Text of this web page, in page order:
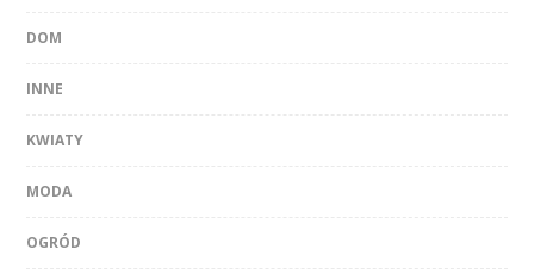
DOM
INNE
KWIATY
MODA
OGRÓD